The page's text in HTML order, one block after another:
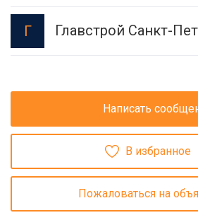
Г Главстрой Санкт-
Написать
В избранное
Пожаловаться на